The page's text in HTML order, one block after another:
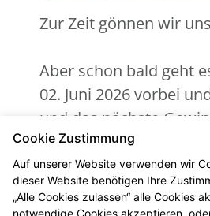
Zur Zeit gönnen wir
Aber schon bald geht
02. Juni 2026 vorbei
und das nächste
Cookie Zustimmung
Auf unserer Website verwenden wir
dieser Website benötigen Ihre
„Alle Cookies zulassen“ alle Cookies
notwendige Cookies akzeptieren,